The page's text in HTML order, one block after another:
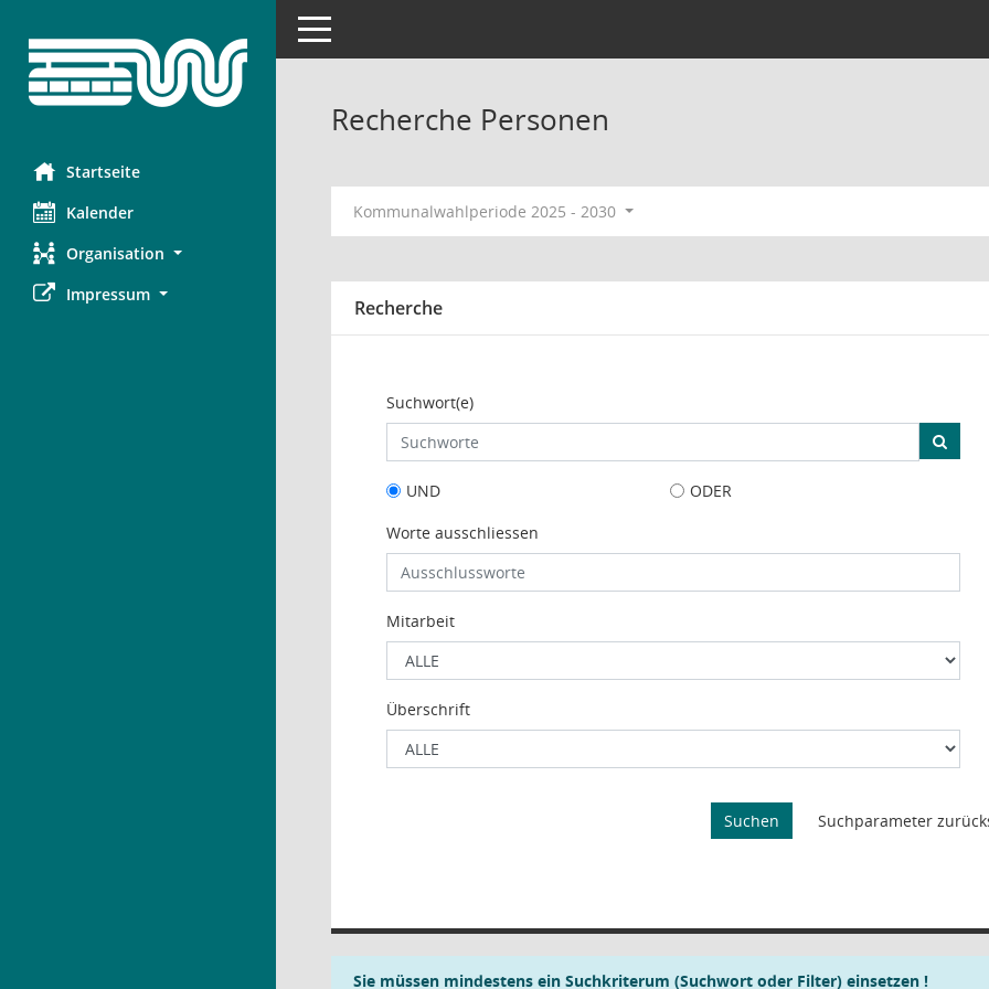
Startseite
Kalender
Organisation
Impressum
Toggle navigation
Recherche Personen
Kommunalwahlperiode 2025 - 2030
Recherche
Suchwort(e)
UND
ODER
Worte ausschliessen
Mitarbeit
Überschrift
Sie müssen mindestens ein Suchkriterum (Suchwort oder Filter) einsetzen !